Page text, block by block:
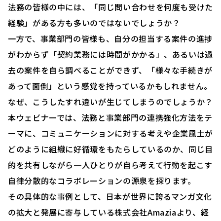
法務の皆様の中には、「同じ問い合わせを何度も受けた
経験」がある方も多いのではないでしょうか？
一方で、事業部門の皆様も、自分の担当する案件の進捗
がわからず「契約業務には時間がかかる」、あるいは過
去の案件を自ら調べることができず、「様々な手続きが
あって面倒」という感覚を持っているかもしれません。
なぜ、こうしたすれ違いが生じてしまうのでしょうか？
本ウェビナーでは、法務と事業部門の連携強化方法をテ
ーマに、コミュニケーションに対する考えや企業風土が
どのように組織に好循環をもたらしているのか、同じ目
的を共有しながら一人ひとりが自ら考えて行動を起こす
自律分散的なコラボレーションの源泉を探ります。
その具体的な事例として、日本が世界に誇るマンガ文化
の拡大と発展に寄与している株式会社Amaziaより、経